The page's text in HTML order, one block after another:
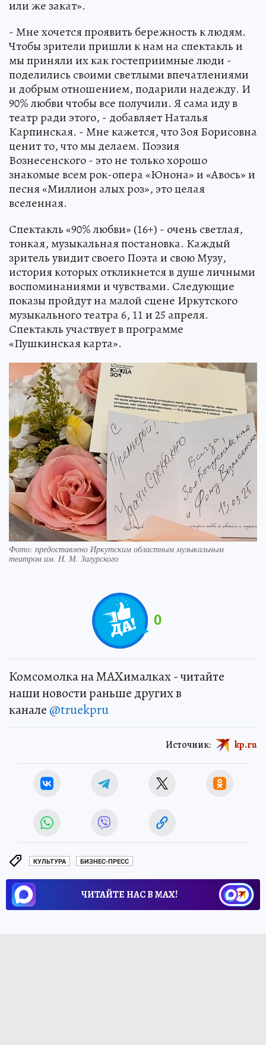
или же закат».
- Мне хочется проявить бережность к людям.
Чтобы зрители пришли к нам на спектакль и
мы приняли их как гостеприимные люди -
поделились своими светлыми впечатлениями
и добрым отношением, подарили надежду. И
90% любви чтобы все получили. Я сама иду в
театр ради этого, - добавляет Наталья
Карпинская. - Мне кажется, что Зоя Борисовна
ценит то, что мы делаем. Поэзия
Вознесенского - это не только хорошо
знакомые всем рок-опера «Юнона» и «Авось» и
песня «Миллион алых роз», это целая
вселенная.
Спектакль «90% любви» (16+) - очень светлая,
тонкая, музыкальная постановка. Каждый
зритель увидит своего Поэта и свою Музу,
история которых откликнется в душе личными
воспоминаниями и чувствами. Следующие
показы пройдут на малой сцене Иркутского
музыкального театра 6, 11 и 25 апреля.
Спектакль участвует в программе
«Пушкинская карта».
Фото: предоставлено Иркутским областным музыкальным
театром им. Н. М. Загурского
0
Комсомолка на MAXималках - читайте
наши новости раньше других в
канале @truekpru
Источник: kp.ru
КУЛЬТУРА БИЗНЕС-ПРЕСС
ЧИТАЙТЕ НАС В МАХ!